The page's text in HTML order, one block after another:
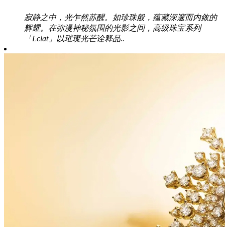
寂静之中，光乍然苏醒。如珍珠般，蕴藏深邃而内敛的
辉耀。在弥漫神秘氛围的光影之间，高级珠宝系列
「Lclat」以璀璨光芒诠释品..